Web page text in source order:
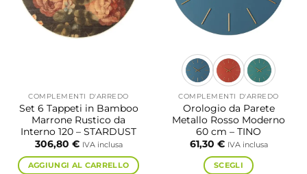
COMPLEMENTI D'ARREDO
Set 6 Tappeti in Bamboo
Marrone Rustico da
Interno 120 – STARDUST
306,80 € IVA inclusa
AGGIUNGI AL CARRELLO
COMPLEMENTI D'ARREDO
Orologio da Parete
Metallo Rosso Moderno
60 cm – TINO
61,30 € IVA inclusa
SCEGLI